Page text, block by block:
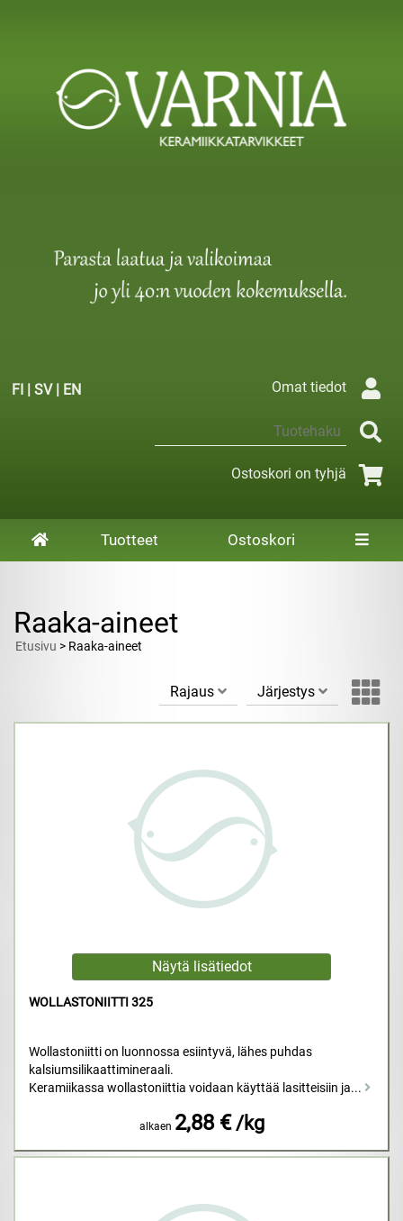
FI | SV| EN Omat tiedot
Ostoskori on tyhjä
Tuotteet Ostoskori
Raaka-aineet
Etusivu > Raaka-aineet
Rajaus Järjestys
WOLLASTONIITTI 325
Wollastoniitti on luonnossa esiintyvä, lähes puhdas
kalsiumsilikaattimineraali.
Keramiikassa wollastoniittia voidaan käyttää lasitteisiin ja...
alkaen 2,88 € /kg